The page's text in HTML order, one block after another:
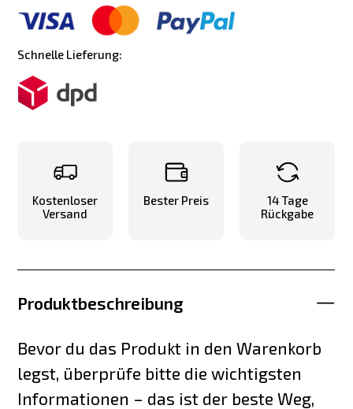
Schnelle Lieferung:
Kostenloser
Versand
Bester Preis
14 Tage
Rückgabe
Produktbeschreibung
Bevor du das Produkt in den Warenkorb
legst, überprüfe bitte die wichtigsten
Informationen – das ist der beste Weg,